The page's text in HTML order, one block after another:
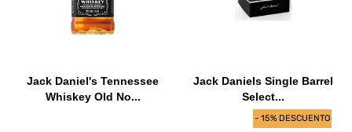
Jack Daniel's Tennessee
Whiskey Old No...
- 15% DESCUENTO
Jack Daniels Single Barrel
Select...